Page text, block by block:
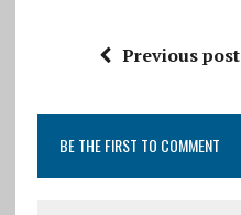
Previous post
BE THE FIRST TO COMMENT